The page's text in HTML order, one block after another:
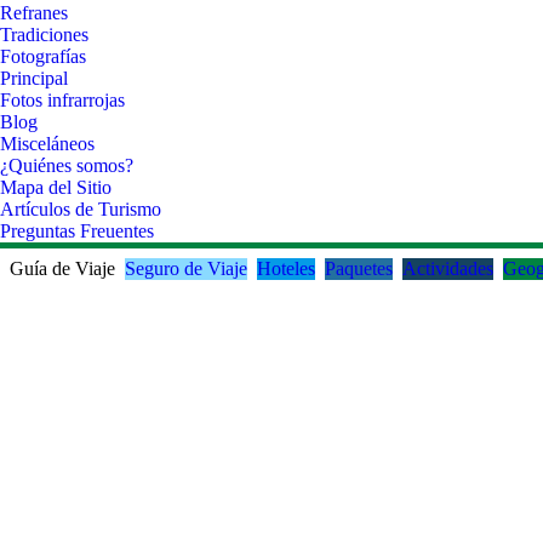
Refranes
Tradiciones
Fotografías
Principal
Fotos infrarrojas
Blog
Misceláneos
¿Quiénes somos?
Mapa del Sitio
Artículos de Turismo
Preguntas Freuentes
Guía de Viaje Seguro de Viaje Hoteles Paquetes Actividades